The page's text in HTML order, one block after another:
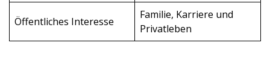
Öffentliches Interesse
Familie, Karriere und
Privatleben